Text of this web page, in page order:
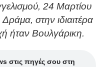
24 Μαρτίου
στην ιδιαιτέρα
ήταν Βουλγάρικη.
στις πηγές σου στη